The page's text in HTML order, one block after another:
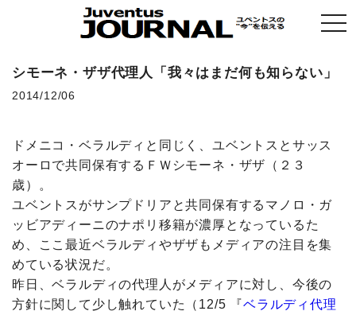
シモーネ・ザザ代理人「我々はまだ何も知らない」
2014/12/06
ドメニコ・ベラルディと同じく、ユベントスとサッス
オーロで共同保有するＦＷシモーネ・ザザ（２３
歳）。
ユベントスがサンプドリアと共同保有するマノロ・ガ
ッビアディーニのナポリ移籍が濃厚となっているた
め、ここ最近ベラルディやザザもメディアの注目を集
めている状況だ。
昨日、ベラルディの代理人がメディアに対し、今後の
方針に関して少し触れていた（12/5 『ベラルディ代理